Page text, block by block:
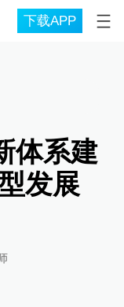
下载APP
体系建
发展